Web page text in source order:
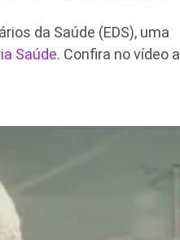
da Saúde (EDS), uma
Saúde. Confira no vídeo a